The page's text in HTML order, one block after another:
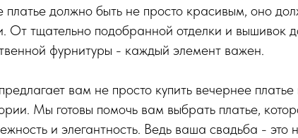
должно быть не просто красивым, оно
От тщательно подобранной отделки и вышивок
фурнитуры - каждый элемент важен.
вам не просто купить вечернее платье
Мы готовы помочь вам выбрать платье,
и элегантность. Ведь ваша свадьба - это